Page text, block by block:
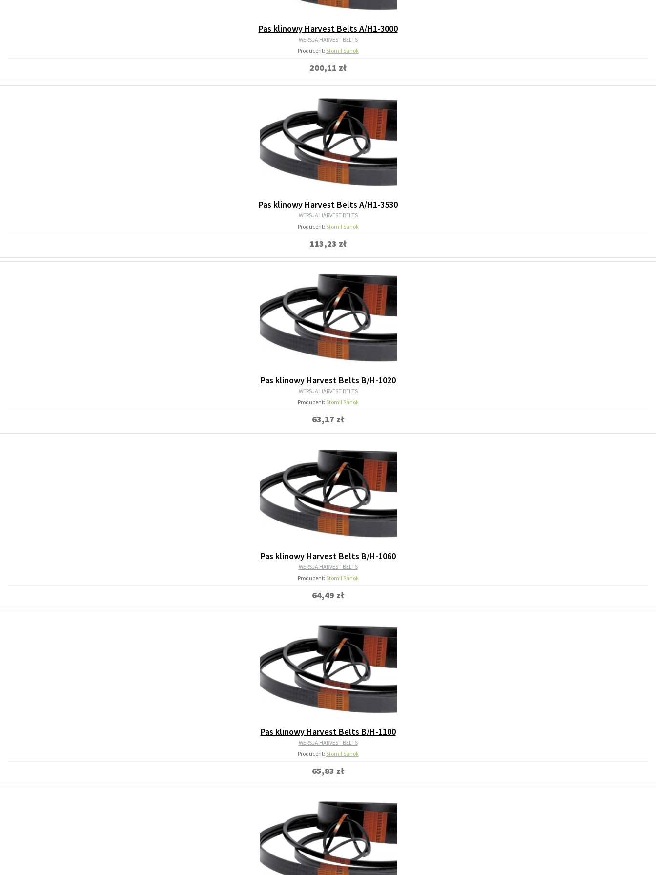
Pas klinowy Harvest Belts A/H1-3000
WERSJA HARVEST BELTS
Producent: Stomil Sanok
200,11 zł
Pas klinowy Harvest Belts A/H1-3530
WERSJA HARVEST BELTS
Producent: Stomil Sanok
113,23 zł
Pas klinowy Harvest Belts B/H-1020
WERSJA HARVEST BELTS
Producent: Stomil Sanok
63,17 zł
Pas klinowy Harvest Belts B/H-1060
WERSJA HARVEST BELTS
Producent: Stomil Sanok
64,49 zł
Pas klinowy Harvest Belts B/H-1100
WERSJA HARVEST BELTS
Producent: Stomil Sanok
65,83 zł